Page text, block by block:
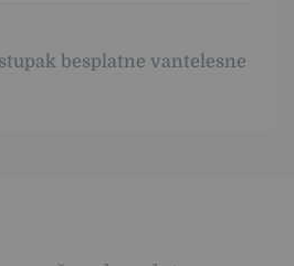
besplatne vantelesne